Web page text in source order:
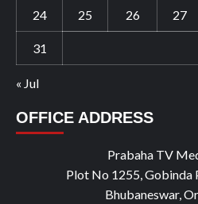
24 25 26 27
31
« Jul
OFFICE ADDRESS
Prabaha TV
Plot No 1255, Gobinda
Bhubaneswar,